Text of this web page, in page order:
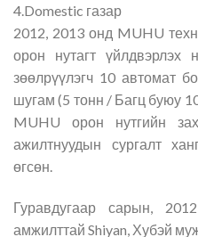
4.Domestic газар
2012, 2013 онд MUHU
орон нутагт үйлдвэрлэх
зөөлрүүлэгч 10 автомат
шугам (5 тонн / Багц буюу
MUHU орон нутгийн
ажилтнуудын сургалт
өгсөн.
Гуравдугаар сарын,
амжилттай Shiyan, Хубэй